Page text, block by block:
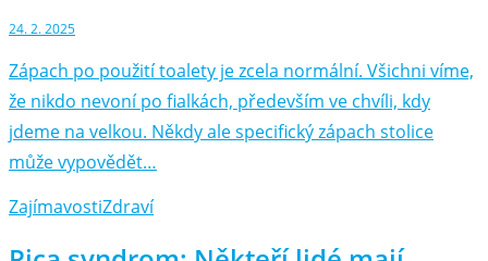
24. 2. 2025
Zápach po použití toalety je zcela normální. Všichni víme,
že nikdo nevoní po fialkách, především ve chvíli, kdy
jdeme na velkou. Někdy ale specifický zápach stolice
může vypovědět…
ZajímavostiZdraví